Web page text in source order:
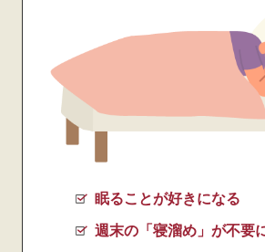
眠ることが好きになる
週末の「寝溜め」が不要